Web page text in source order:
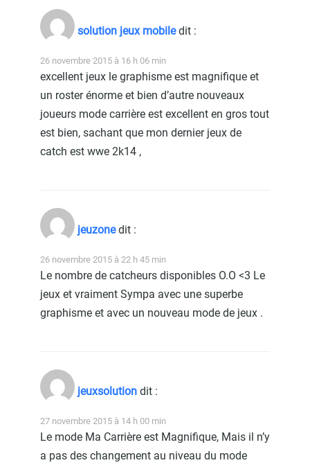
solution jeux mobile dit :
26 novembre 2015 à 16 h 06 min
excellent jeux le graphisme est magnifique et
un roster énorme et bien d’autre nouveaux
joueurs mode carrière est excellent en gros tout
est bien, sachant que mon dernier jeux de
catch est wwe 2k14 ,
jeuzone dit :
26 novembre 2015 à 22 h 45 min
Le nombre de catcheurs disponibles O.O <3 Le
jeux et vraiment Sympa avec une superbe
graphisme et avec un nouveau mode de jeux .
jeuxsolution dit :
27 novembre 2015 à 14 h 00 min
Le mode Ma Carrière est Magnifique, Mais il n’y
a pas des changement au niveau du mode